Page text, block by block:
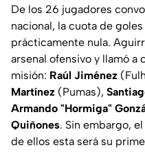
De los 26 jugadores
nacional, la cuota de
prácticamente nula.
arsenal ofensivo y llamó a
misión: Raúl Jiménez
Martínez (Pumas),
Armando "Hormiga"
Quiñones. Sin embargo,
de ellos esta será su